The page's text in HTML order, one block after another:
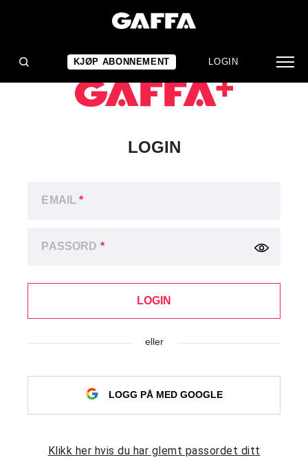
KJØP ABONNEMENT LOGIN
LOGIN
EMAIL*
PASSORD *
LOGIN
eller
LOGG PÅ MED GOOGLE
Klikk her hvis du har glemt passordet ditt